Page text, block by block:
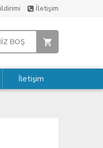
İletişim
BOŞ
İletişim